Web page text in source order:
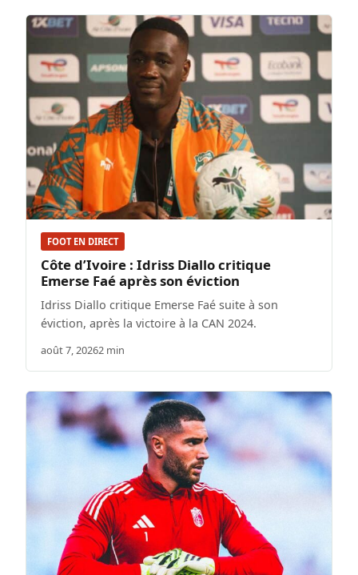
FOOT EN DIRECT
Côte d’Ivoire : Idriss Diallo critique
Emerse Faé après son éviction
Idriss Diallo critique Emerse Faé suite à son
éviction, après la victoire à la CAN 2024.
août 7, 20262 min